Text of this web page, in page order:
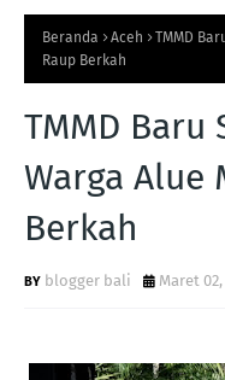
Beranda Aceh
TMMD
Raup Berkah
TMMD Baru
Warga Alue
Berkah
blogger bali Maret 02,